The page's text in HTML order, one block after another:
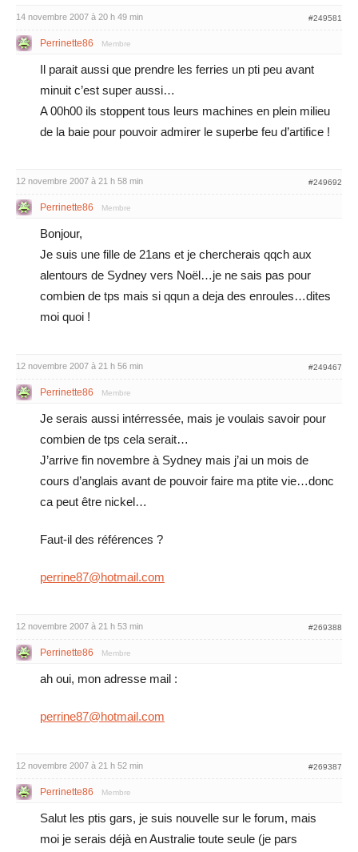
14 novembre 2007 à 20 h 49 min #249581
Perrinette86 Membre
Il parait aussi que prendre les ferries un pti peu avant
minuit c’est super aussi…
A 00h00 ils stoppent tous leurs machines en plein milieu
de la baie pour pouvoir admirer le superbe feu d’artifice !
12 novembre 2007 à 21 h 58 min #249692
Perrinette86 Membre
Bonjour,
Je suis une fille de 21ans et je chercherais qqch aux
alentours de Sydney vers Noël…je ne sais pas pour
combien de tps mais si qqun a deja des enroules…dites
moi quoi !
12 novembre 2007 à 21 h 56 min #249467
Perrinette86 Membre
Je serais aussi intérressée, mais je voulais savoir pour
combien de tps cela serait…
J’arrive fin novembre à Sydney mais j’ai un mois de
cours d’anglais avant de pouvoir faire ma ptite vie…donc
ca peut être nickel…
Faut-il des références ?
perrine87@hotmail.com
12 novembre 2007 à 21 h 53 min #269388
Perrinette86 Membre
ah oui, mon adresse mail :
perrine87@hotmail.com
12 novembre 2007 à 21 h 52 min #269387
Perrinette86 Membre
Salut les ptis gars, je suis nouvelle sur le forum, mais
moi je serais déjà en Australie toute seule (je pars